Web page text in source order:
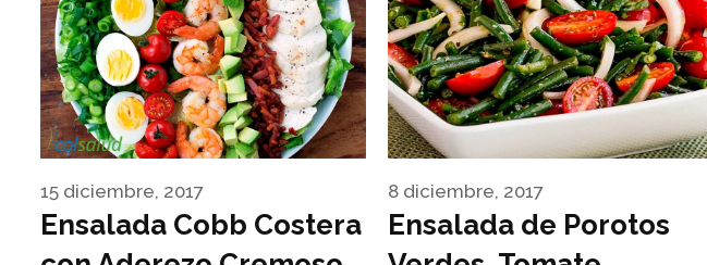
Ensalada Cobb Costera
15 diciembre, 2017
Ensalada de Porotos
8 diciembre, 2017